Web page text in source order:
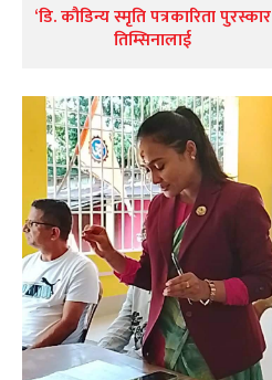
‘डि. कौडिन्य स्मृति पत्रकारिता पुरस्कार
तिम्सिनालाई